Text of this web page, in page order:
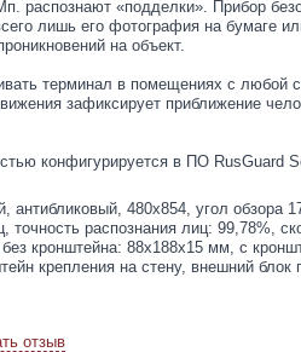
распознают «подделки». Прибор
лишь его фотография на бумаге
на объект.
терминал в помещениях с любой
зафиксирует приближение
конфигурируется в ПО RusGuard
480х854, угол обзора
распознания лиц: 99,78%,
кронштейна: 88х188х15 мм, с
крепления на стену, внешний блок
отзыв